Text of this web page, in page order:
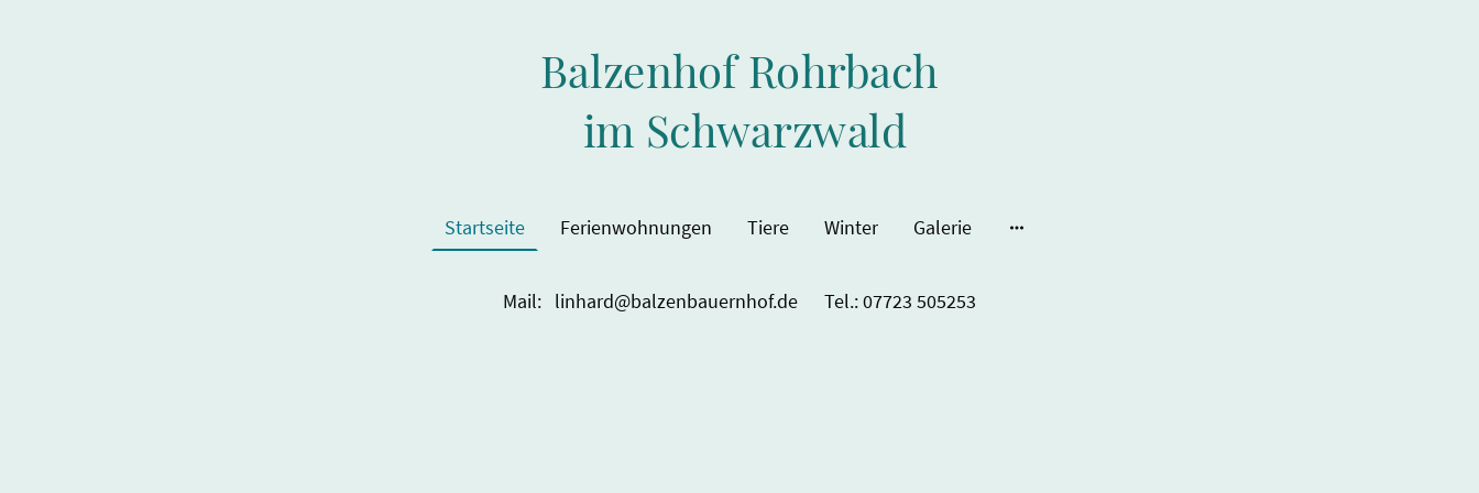
Balzenhof Rohrbach
im Schwarzwald
Startseite Ferienwohnungen Tiere Winter Galerie
Mail: linhard@balzenbauernhof.de Tel.: 07723 505253